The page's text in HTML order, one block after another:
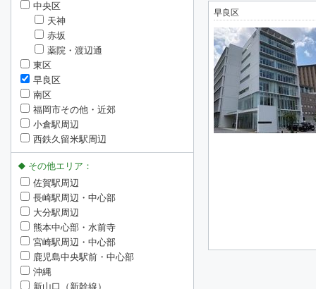
早良区
中央区
天神
赤坂
薬院・渡辺通
東区
早良区
南区
福岡市その他・近郊
小倉駅周辺
西鉄久留米駅周辺
その他エリア：
佐賀駅周辺
長崎駅周辺・中心部
大分駅周辺
熊本中心部・水前寺
宮崎駅周辺・中心部
鹿児島中央駅前・中心部
沖縄
新山口（新幹線）